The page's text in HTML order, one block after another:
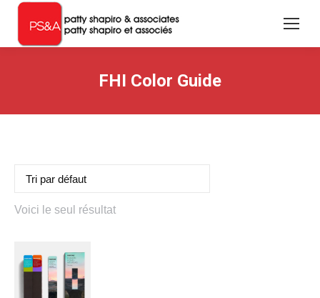
FHI Color Guide
Voici le seul résultat